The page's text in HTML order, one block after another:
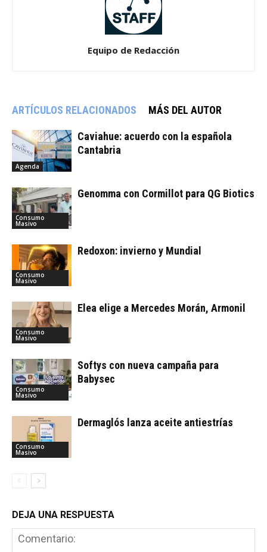
Equipo de Redacción
ARTÍCULOS RELACIONADOS MÁS DEL AUTOR
Agenda
Caviahue: acuerdo con la española
Cantabria
Consumo
Masivo
Genomma con Cormillot para QG Biotics
Consumo
Masivo
Redoxon: invierno y Mundial
Consumo
Masivo
Elea elige a Mercedes Morán, Armonil
Consumo
Masivo
Softys con nueva campaña para
Babysec
Consumo
Masivo
Dermaglós lanza aceite antiestrías
DEJA UNA RESPUESTA